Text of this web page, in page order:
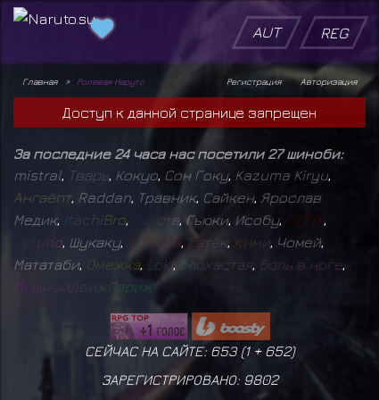
AUT REG
Главная Ролевая Наруто Авторизация
Регистрация
Доступ к данной странице запрещен
За последние 24 часа нас посетили 27 шиноби:
mistral Тварь Кокуо Сон Гоку, Kazuma Kiryu,
Ангаёпт, Raddan Травник, Сайкен, Ярослав
Медик, ItachiBro o rora Гьюки, Исобу, DEFIX,
urio Шукаку, O STER, Батёк, Кими Чомей,
Мататаби, Омежка, L oki, Блохастая, боль в ноге
Мощн ый жПариж
СЕЙЧАС НА САЙТЕ: 653 (1+ 652)
ЗАРЕГИСТРИРОВАНО: 9802